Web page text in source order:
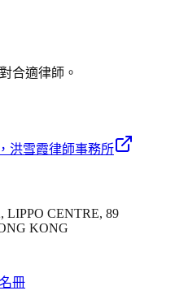
合適律師。
，洪雪霞律師事務所
LIPPO CENTRE, 89
KONG
冊